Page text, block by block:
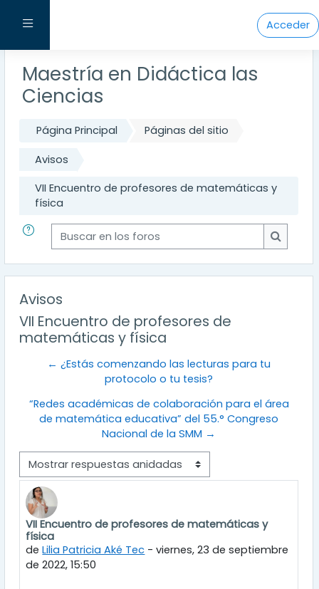
Panel lateral Acceder
Maestría en Didáctica las
Ciencias
Página Principal Páginas del sitio
Avisos
VII Encuentro de profesores de matemáticas y
física
Buscar en los foros
Buscar
Avisos
VII Encuentro de profesores de
matemáticas y física
← ¿Estás comenzando las lecturas para tu
protocolo o tu tesis?
“Redes académicas de colaboración para el área
de matemática educativa” del 55.° Congreso
Nacional de la SMM →
Mostrar modo
VII Encuentro de profesores de matemáticas y
física
deLilia Patricia Aké Tec -viernes, 23 de septiembre
de 2022, 15:50
Número de respuestas: 0